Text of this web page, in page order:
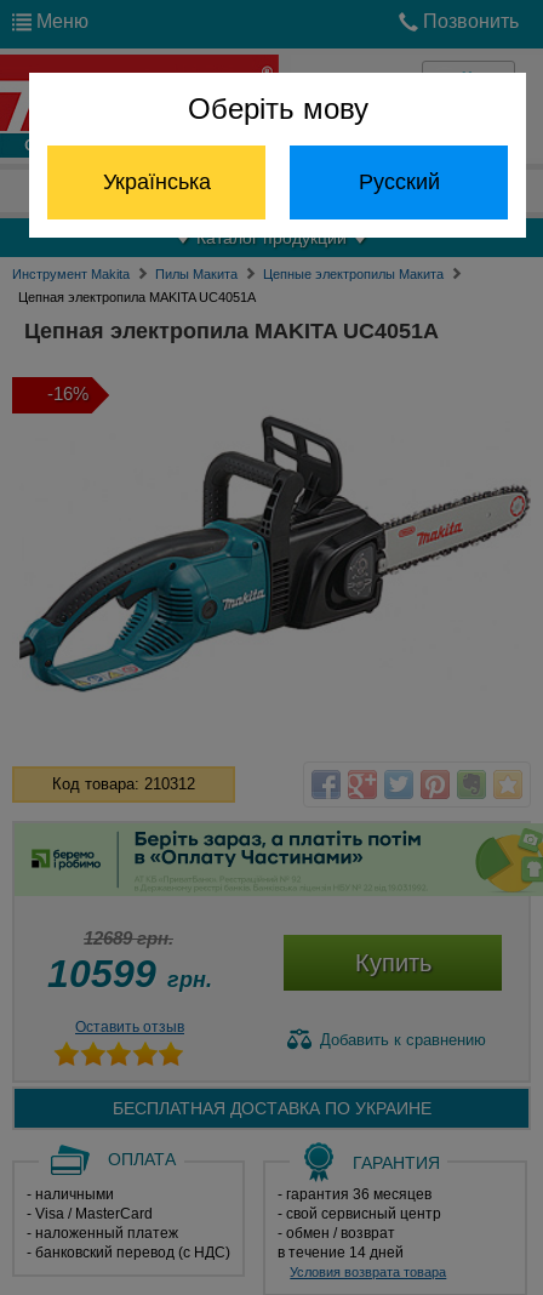
Оберіть мову
Українська Русский
Меню Позвонить
Войти
Отдел запчастей: (068) 824-24-24
Каталог продукции
Инструмент Makita Пилы Макита
Цепные электропилы Макита
Цепная электропила MAKITA UC4051A
Цепная электропила MAKITA UC4051A
-16%
Код товара: 210312
12689 грн.
10599 грн.
Купить
Оставить отзыв
Добавить к сравнению
БЕСПЛАТНАЯ ДОСТАВКА ПО УКРАИНЕ
ОПЛАТА
- наличными
- Visa / MasterCard
- наложенный платеж
- банковский перевод (с НДС)
ГАРАНТИЯ
- гарантия 36 месяцев
- свой сервисный центр
- обмен / возврат
в течение 14 дней
Условия возврата товара